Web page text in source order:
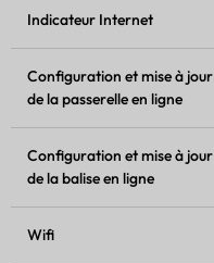
Indicateur Internet
Configuration et mise à jour
de la passerelle en ligne
Configuration et mise à jour
de la balise en ligne
Wifi